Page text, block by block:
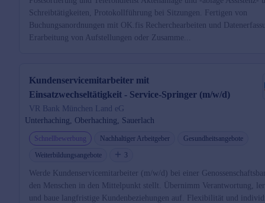
Schreibtätigkeiten, Protokollführung bei Sitzungen. Fertigen von
Buchungsanordnungen mit OK.fis Recherchearbeiten und
Erarbeitung von Aufstellungen oder Zusamme...
Kundenservicemitarbeiter mit
Einsatzwechseltätigkeit - Service-Springer (m/w/d)
VR Bank München Land eG
Unterhaching, Oberhaching, Sauerlach
Schnellbewerbung Nachhaltiger Arbeitgeber
Gesundheitsangebote
Weiterbildungsangebote
3
Werde Kundenservicemitarbeiter (m/w/d) bei einer
den Menschen in den Mittelpunkt stellt. Übernimm Verantwortung,
und baue langfristige Kundenbeziehungen auf. Flexibilität und